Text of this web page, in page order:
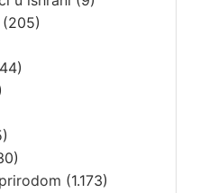
(205)
(1.173)